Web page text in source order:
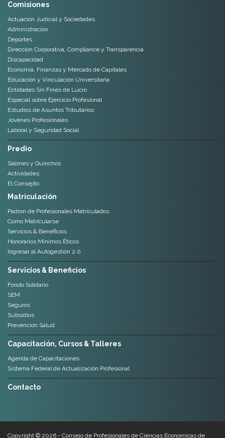
Comisiones
Actuación Judicial y Sociedades
Administración
Deportes
Dirección Corporativa, Compliance y Transparencia
Discapacidad
Economía, Finanzas y Mercado de Capitales
Educación y Vinculación Universitaria
Entidades Sin Fines de Lucro
Especial sobre Ejercicio Profesional
Estudios de Asuntos Tributarios
Jovenes Profesionales
Laboral y Seguridad Social
Predio
Salones y Quinchos
Actividades
El Consejito
Matriculación
Padron de Profesionales Matriculados
Como Matricularse
Servicios & Beneficios
Honorarios Mínimos Éticos
Ingresar al Autogestión 2.0
Servicios & Beneficios
Fondo Solidario
SEM
Seguros
Subsidios
Prevencion Salud
Capacitación, Cursos & Talleres
Agenda de Capacitaciones
Sistema Federal de Actualización Profesional
Contacto
Copyright © 2026 - Consejo de Profesionales de Ciencias Economicas de